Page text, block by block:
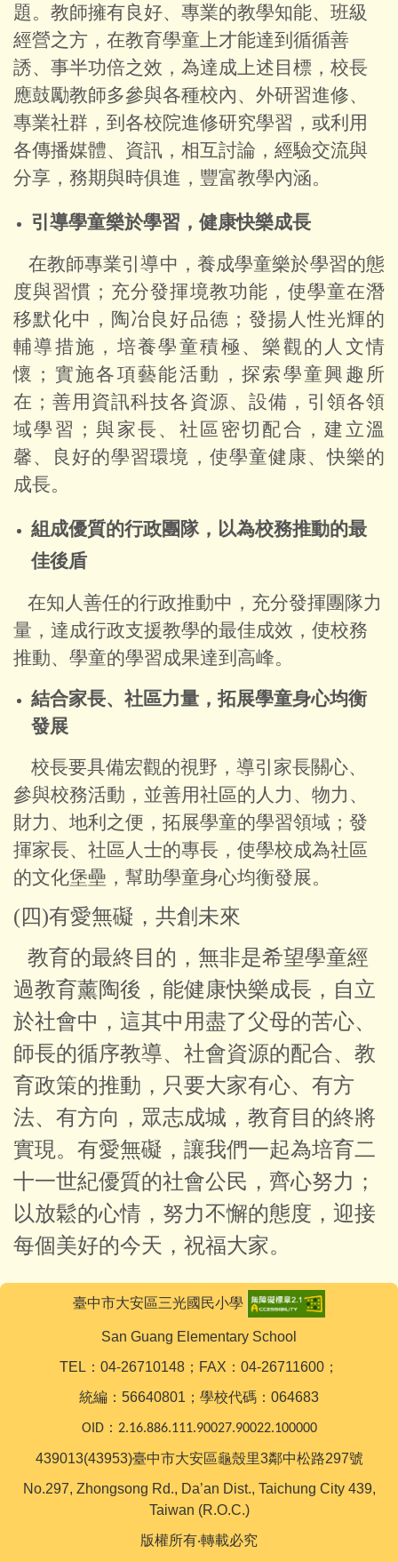
題。教師擁有良好、專業的教學知能、班級
經營之方，在教育學童上才能達到循循善
誘、事半功倍之效，為達成上述目標，校長
應鼓勵教師多參與各種校內、外研習進修、
專業社群，到各校院進修研究學習，或利用
各傳播媒體、資訊，相互討論，經驗交流與
分享，務期與時俱進，豐富教學內涵。
引導學童樂於學習，健康快樂成長
在教師專業引導中，養成學童樂於學習的態
度與習慣；充分發揮境教功能，使學童在潛
移默化中，陶冶良好品德；發揚人性光輝的
輔導措施，培養學童積極、樂觀的人文情
懷；實施各項藝能活動，探索學童興趣所
在；善用資訊科技各資源、設備，引領各領
域學習；與家長、社區密切配合，建立溫
馨、良好的學習環境，使學童健康、快樂的
成長。
組成優質的行政團隊，以為校務推動的最
佳後盾
在知人善任的行政推動中，充分發揮團隊力
量，達成行政支援教學的最佳成效，使校務
推動、學童的學習成果達到高峰。
結合家長、社區力量，拓展學童身心均衡
發展
校長要具備宏觀的視野，導引家長關心、
參與校務活動，並善用社區的人力、物力、
財力、地利之便，拓展學童的學習領域；發
揮家長、社區人士的專長，使學校成為社區
的文化堡壘，幫助學童身心均衡發展。
(四)有愛無礙，共創未來
教育的最終目的，無非是希望學童經
過教育薰陶後，能健康快樂成長，自立
於社會中，這其中用盡了父母的苦心、
師長的循序教導、社會資源的配合、教
育政策的推動，只要大家有心、有方
法、有方向，眾志成城，教育目的終將
實現。有愛無礙，讓我們一起為培育二
十一世紀優質的社會公民，齊心努力；
以放鬆的心情，努力不懈的態度，迎接
每個美好的今天，祝福大家。
臺中市大安區三光國民小學
San Guang Elementary School
TEL：04-26710148；FAX：04-26711600；
統編：56640801；學校代碼：064683
OID：2.16.886.111.90027.90022.100000
439013(43953)臺中市大安區龜殼里3鄰中松路297號
No.297, Zhongsong Rd., Da’an Dist., Taichung City 439,
Taiwan (R.O.C.)
版權所有‧轉載必究